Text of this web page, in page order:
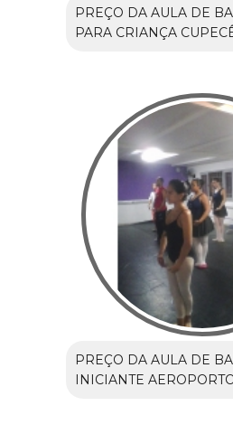
PREÇO DA AULA DE
PARA CRIANÇA
PREÇO DA AULA DE
INICIANTE